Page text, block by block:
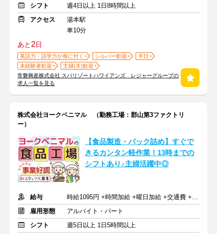
シフト
週4日以上 1日8時間以上
アクセス
湯本駅
車10分
あと2日
英語力・語学力が身に付く シルバー歓迎
平日
未経験者歓迎
主婦(夫)歓迎
常磐興産株式会社 スパリゾートハワイアンズ レジャーグループの
求人一覧を見る
株式会社ヨークベニマル （勤務工場：郡山第3ファクトリ
ー）
【食品製造・パック詰め】すぐで
きるカンタン軽作業！13時までの
シフトあり♪主婦活躍中◎
給与
時給1095円 +時間加給 +曜日加給 +交通費 +賞与（年2回）
雇用形態
アルバイト・パート
シフト
週5日以上 1日5時間以上